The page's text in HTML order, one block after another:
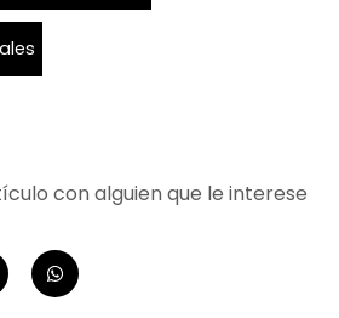
con alguien que le interese